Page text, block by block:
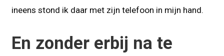
ineens stond ik daar met zijn telefoon in mijn hand.
En zonder erbij na te